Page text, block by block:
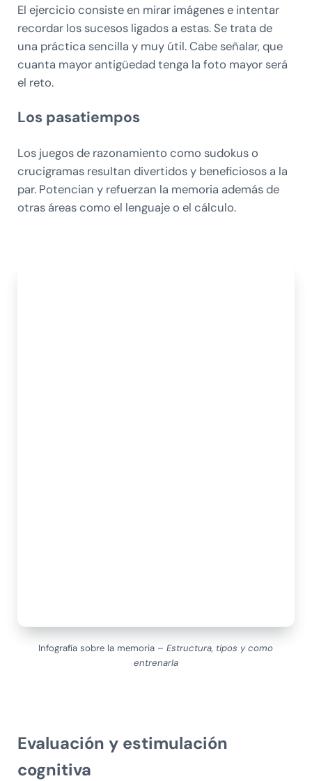
El ejercicio consiste en mirar imágenes e intentar
recordar los sucesos ligados a estas. Se trata de
una práctica sencilla y muy útil. Cabe señalar, que
cuanta mayor antigüedad tenga la foto mayor será
el reto.
Los pasatiempos
Los juegos de razonamiento como sudokus o
crucigramas resultan divertidos y beneficiosos a la
par. Potencian y refuerzan la memoria además de
otras áreas como el lenguaje o el cálculo.
Infografía sobre la memoria –Estructura, tipos y como
entrenarla
Evaluación y estimulación
cognitiva